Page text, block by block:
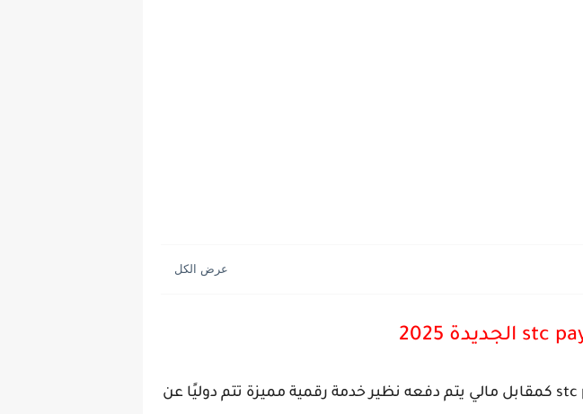
زاد الاحتياج إلى رقمنة الخدمات المختلفة وتأتي رسوم التحويل الدولي stc pay كمقابل مالي يتم دفعه نظير خدمة رقمية مميزة تتم دوليًا عن